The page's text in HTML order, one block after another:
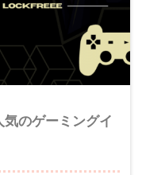
気のゲーミングイ